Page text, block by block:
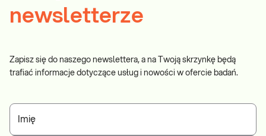
newsletterze
Zapisz się do naszego newslettera, a na Twoją skrzynkę będą
trafiać informacje dotyczące usług i nowości w ofercie badań.
Imię